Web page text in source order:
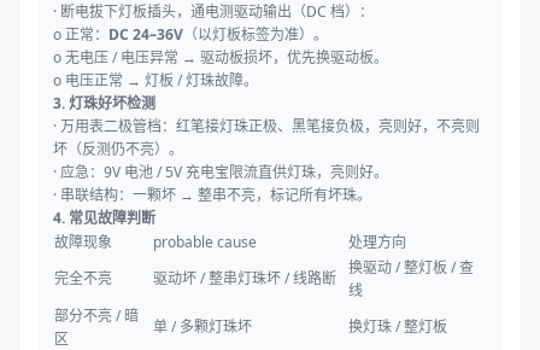
· 断电拔下灯板插头，通电测驱动输出（DC 档）：
o 正常： DC 24–36V （以灯板标签为准）。
o 无电压 / 电压异常 → 驱动板损坏，优先换驱动板。
o 电压正常 → 灯板 / 灯珠故障。
3. 灯珠好坏检测
· 万用表二极管档：红笔接灯珠正极、黑笔接负极，亮则好，不亮则
坏（反测仍不亮）。
· 应急：9V 电池 / 5V 充电宝限流直供灯珠，亮则好。
· 串联结构：一颗坏 → 整串不亮，标记所有坏珠。
4. 常见故障判断
故障现象
probable cause
处理方向
完全不亮
驱动坏 / 整串灯珠坏 / 线路断
换驱动 / 整灯板 / 查
线
部分不亮 / 暗
区
单 / 多颗灯珠坏
换灯珠 / 整灯板